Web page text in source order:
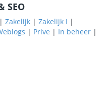
SEO
| Zakelijk | Zakelijk I |
| Prive | In beheer |